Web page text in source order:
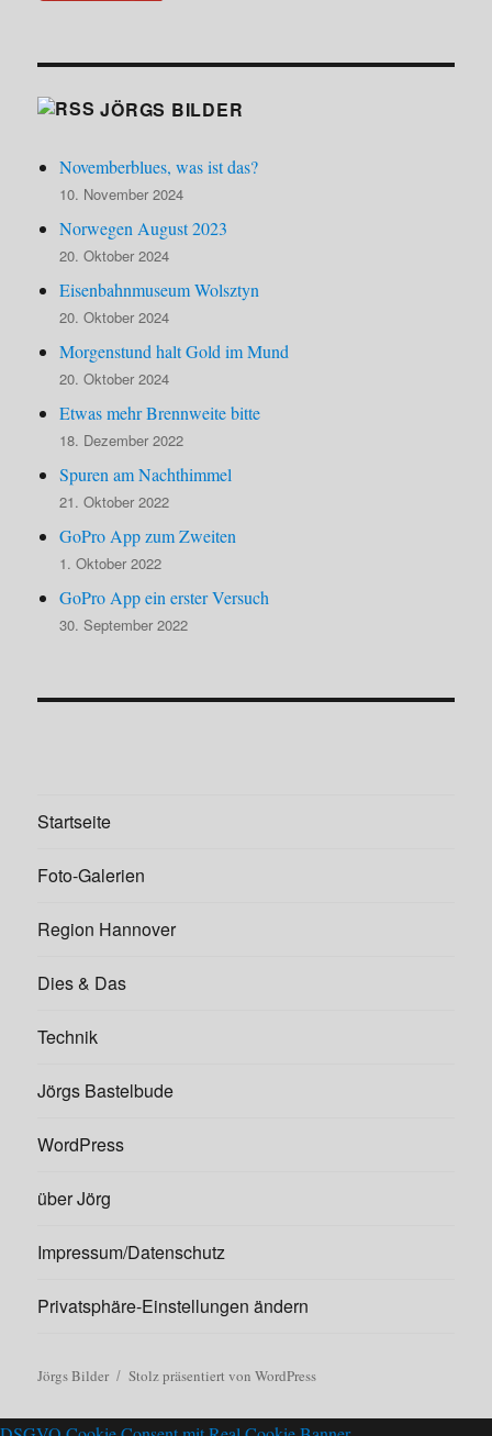
JÖRGS BILDER
Novemberblues, was ist das?
10. November 2024
Norwegen August 2023
20. Oktober 2024
Eisenbahnmuseum Wolsztyn
20. Oktober 2024
Morgenstund halt Gold im Mund
20. Oktober 2024
Etwas mehr Brennweite bitte
18. Dezember 2022
Spuren am Nachthimmel
21. Oktober 2022
GoPro App zum Zweiten
1. Oktober 2022
GoPro App ein erster Versuch
30. September 2022
Startseite
Foto-Galerien
Region Hannover
Dies & Das
Technik
Jörgs Bastelbude
WordPress
über Jörg
Impressum/Datenschutz
Privatsphäre-Einstellungen ändern
Jörgs Bilder Stolz präsentiert von WordPress